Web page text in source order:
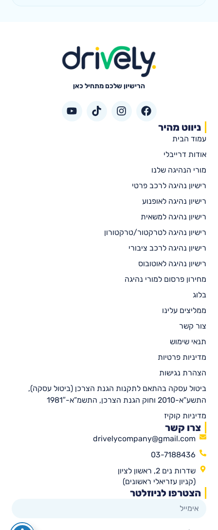
הרישיון שלכם מתחיל כאן
ניווט מהיר
עמוד הבית
אודות דרייבלי
מורי הנהיגה שלנו
רישיון נהיגה לרכב פרטי
רישיון נהיגה לאופנוע
רישיון נהיגה למשאית
רישיון נהיגה לטרקטור/טרקטורון
רישיון נהיגה לרכב ציבורי
רישיון נהיגה לאוטובוס
מחירון פרסום למורי נהיגה
בלוג
ממליצים עלינו
צור קשר
תנאי שימוש
מדיניות פרטיות
הצהרת נגישות
ביטול עסקה בהתאם לתקנות הגנת הצרכן (ביטול עסקה),
התשע”א-2010 וחוק הגנת הצרכן, התשמ”א-1981″
מדיניות קוקיז
צרו קשר
drivelycompany@gmail.com
03-7188436
שדרות נים 2, ראשון לציון
(קניון עזריאלי ראשונים)
הצטרפו לניוזלטר